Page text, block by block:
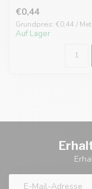
€0,44
Grundpreis: €0,44 /
Auf Lager